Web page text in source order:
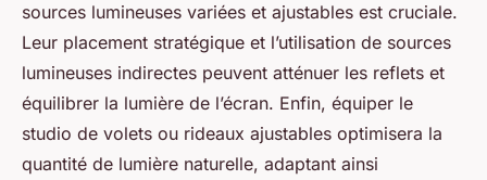
sources lumineuses variées et ajustables est cruciale.
Leur placement stratégique et l’utilisation de sources
lumineuses indirectes peuvent atténuer les reflets et
équilibrer la lumière de l’écran. Enfin, équiper le
studio de volets ou rideaux ajustables optimisera la
quantité de lumière naturelle, adaptant ainsi